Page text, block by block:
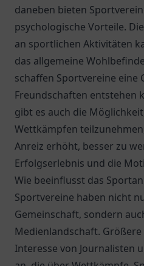
daneben bieten
psychologische Vorteile.
an sportlichen Aktivitäten
das allgemeine
schaffen Sportvereine eine
Freundschaften entstehen
gibt es auch die
Wettkämpfen
Anreiz erhöht, besser zu
Erfolgserlebnis und die
Wie beeinflusst das
Sportvereine haben nicht
Gemeinschaft, sondern
Medienlandschaft.
Interesse von Journalisten